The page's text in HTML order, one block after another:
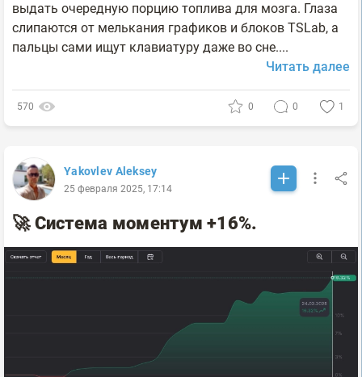
выдать очередную порцию топлива для мозга. Глаза
слипаются от мелькания графиков и блоков TSLab, а
пальцы сами ищут клавиатуру даже во сне....
Читать далее
570 0 0 1
Yakovlev Aleksey
25 февраля 2025, 17:14
🚀 Система моментум +16%.